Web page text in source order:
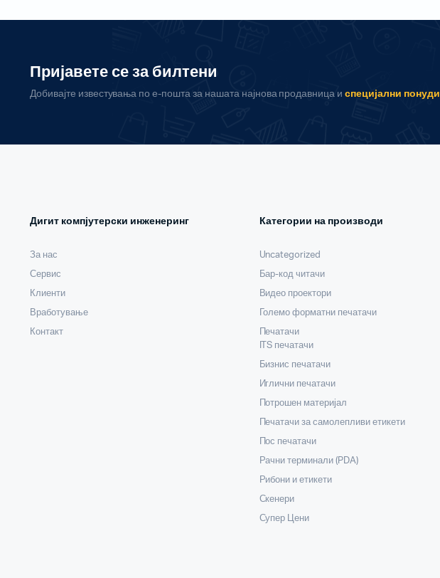
Пријавете се за билтени
Добивајте известувања по е-пошта за нашата најнова продавница испецијални понуди
Дигит компјутерски инженеринг
За нас
Сервис
Клиенти
Вработување
Контакт
Категории на производи
Uncategorized
Бар-код читачи
Видео проектори
Големо форматни печатачи
Печатачи
ITS печатачи
Бизнис печатачи
Иглични печатачи
Потрошен материјал
Печатачи за самолепливи етикети
Пос печатачи
Рачни терминали (PDA)
Рибони и етикети
Скенери
Супер Цени